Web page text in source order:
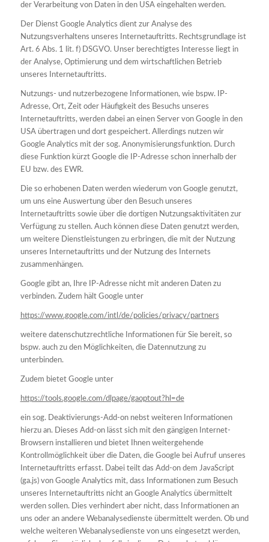
der Verarbeitung von Daten in den USA eingehalten werden.
Der Dienst Google Analytics dient zur Analyse des
Nutzungsverhaltens unseres Internetauftritts. Rechtsgrundlage ist
Art. 6 Abs. 1 lit. f) DSGVO. Unser berechtigtes Interesse liegt in
der Analyse, Optimierung und dem wirtschaftlichen Betrieb
unseres Internetauftritts.
Nutzungs- und nutzerbezogene Informationen, wie bspw. IP-
Adresse, Ort, Zeit oder Häufigkeit des Besuchs unseres
Internetauftritts, werden dabei an einen Server von Google in den
USA übertragen und dort gespeichert. Allerdings nutzen wir
Google Analytics mit der sog. Anonymisierungsfunktion. Durch
diese Funktion kürzt Google die IP-Adresse schon innerhalb der
EU bzw. des EWR.
Die so erhobenen Daten werden wiederum von Google genutzt,
um uns eine Auswertung über den Besuch unseres
Internetauftritts sowie über die dortigen Nutzungsaktivitäten zur
Verfügung zu stellen. Auch können diese Daten genutzt werden,
um weitere Dienstleistungen zu erbringen, die mit der Nutzung
unseres Internetauftritts und der Nutzung des Internets
zusammenhängen.
Google gibt an, Ihre IP-Adresse nicht mit anderen Daten zu
verbinden. Zudem hält Google unter
https://www.google.com/intl/de/policies/privacy/partners
weitere datenschutzrechtliche Informationen für Sie bereit, so
bspw. auch zu den Möglichkeiten, die Datennutzung zu
unterbinden.
Zudem bietet Google unter
https://tools.google.com/dlpage/gaoptout?hl=de
ein sog. Deaktivierungs-Add-on nebst weiteren Informationen
hierzu an. Dieses Add-on lässt sich mit den gängigen Internet-
Browsern installieren und bietet Ihnen weitergehende
Kontrollmöglichkeit über die Daten, die Google bei Aufruf unseres
Internetauftritts erfasst. Dabei teilt das Add-on dem JavaScript
(ga.js) von Google Analytics mit, dass Informationen zum Besuch
unseres Internetauftritts nicht an Google Analytics übermittelt
werden sollen. Dies verhindert aber nicht, dass Informationen an
uns oder an andere Webanalysedienste übermittelt werden. Ob und
welche weiteren Webanalysedienste von uns eingesetzt werden,